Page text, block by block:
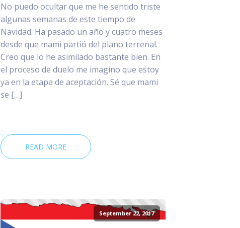
No puedo ocultar que me he sentido triste
algunas semanas de este tiempo de
Navidad. Ha pasado un año y cuatro meses
desde que mami partió del plano terrenal.
Creo que lo he asimilado bastante bien. En
el proceso de duelo me imagino que estoy
ya en la etapa de aceptación. Sé que mami
se […]
READ MORE
September 22, 2017